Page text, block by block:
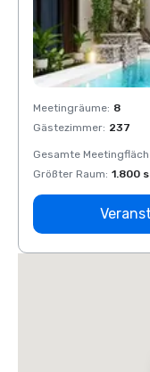
Meetingräume: 8
Gästezimmer: 237
Gesamte
Größter Raum: 1.800